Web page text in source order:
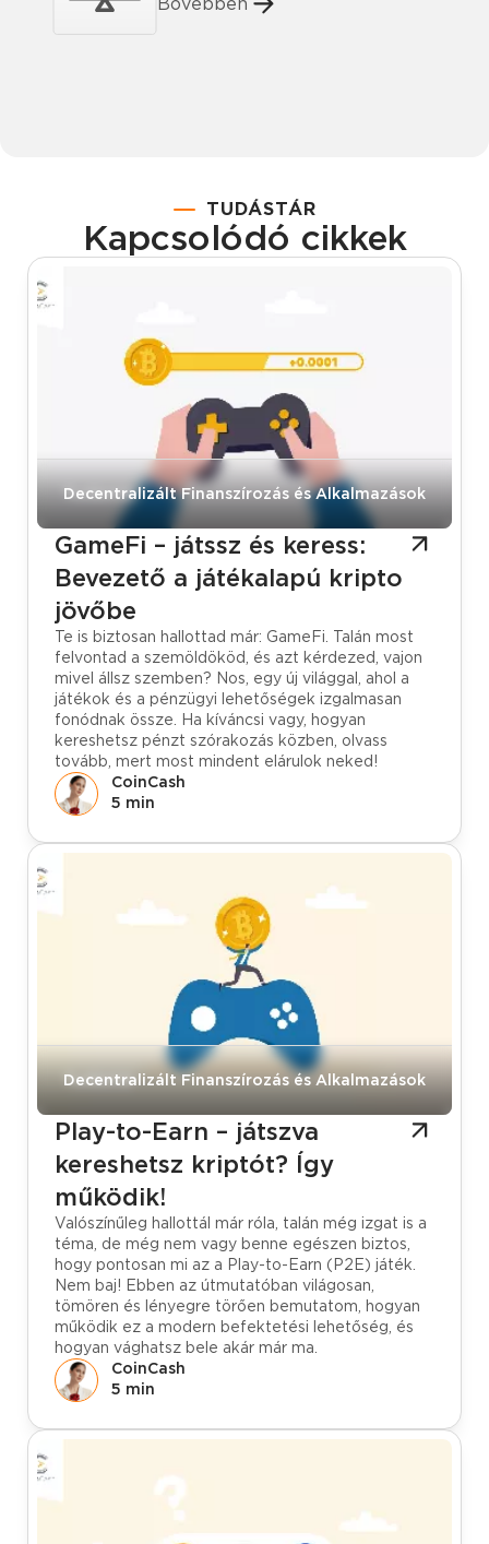
TUDÁSTÁR
Kapcsolódó cikkek
Tudástár
Decentralizált Finanszírozás és Alkalmazások
GameFi – játssz és keress:
Bevezető a játékalapú kripto
jövőbe
Te is biztosan hallottad már: GameFi. Talán most
felvontad a szemöldököd, és azt kérdezed, vajon
mivel állsz szemben? Nos, egy új világgal, ahol a
játékok és a pénzügyi lehetőségek izgalmasan
fonódnak össze. Ha kíváncsi vagy, hogyan
kereshetsz pénzt szórakozás közben, olvass
tovább, mert most mindent elárulok neked!
CoinCash
5 min
Tudástár
Decentralizált Finanszírozás és Alkalmazások
Play-to-Earn – játszva
kereshetsz kriptót? Így
működik!
Valószínűleg hallottál már róla, talán még izgat is a
téma, de még nem vagy benne egészen biztos,
hogy pontosan mi az a Play-to-Earn (P2E) játék.
Nem baj! Ebben az útmutatóban világosan,
tömören és lényegre törően bemutatom, hogyan
működik ez a modern befektetési lehetőség, és
hogyan vághatsz bele akár már ma.
CoinCash
5 min